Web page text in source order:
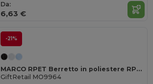
Da:
6,63 €
-21%
MARCO RPET Berretto in poliestere RPET
GiftRetail MO9964